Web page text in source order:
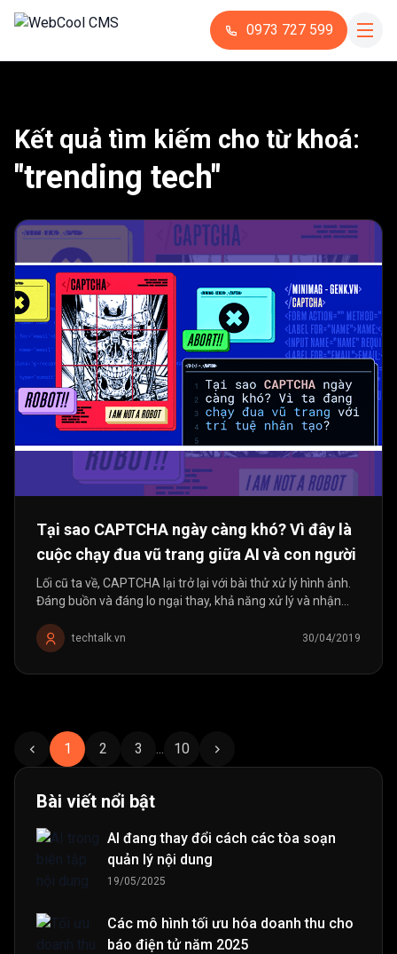
0973 727 599
Kết quả tìm kiếm cho từ khoá:
"trending tech"
Tại sao CAPTCHA ngày càng khó? Vì đây là
cuộc chạy đua vũ trang giữa AI và con người
Lối cũ ta về, CAPTCHA lại trở lại với bài thử xử lý hình ảnh.
Đáng buồn và đáng lo ngại thay, khả năng xử lý và nhận
giữa năm...techtalk.vn 30/04/2019
1 2 3 10
Bài viết nổi bật
AI đang thay đổi cách các tòa soạn
quản lý nội dung
19/05/2025
Các mô hình tối ưu hóa doanh thu cho
báo điện tử năm 2025